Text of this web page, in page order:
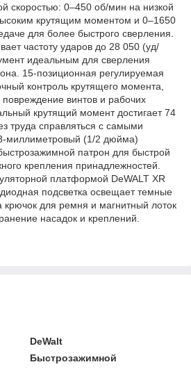
скоростью: 0–450 об/мин на низкой
крутящим моментом и 0–1650
для более быстрого сверления.
частоту ударов до 28 050 (уд/
идеальным для сверления
15-позиционная регулируемая
контроль крутящего момента,
повреждение винтов и рабочих
крутящий момент достигает 74
труда справляться с самыми
миллиметровый (1/2 дюйма)
патрон для быстрой
крепления принадлежностей.
платформой DeWALT XR
подсветка освещает темные
крючок для ремня и магнитный лоток
насадок и креплений.
DeWalt
Быстрозажимной